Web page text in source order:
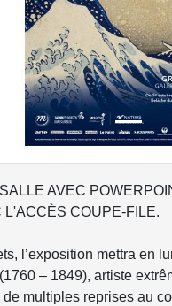
AVEC
L'ACCÈS COUPE-FILE.
l’exposition mettra en
– 1849), artiste
de multiples reprises au